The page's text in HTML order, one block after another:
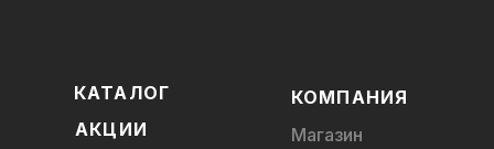
КАТАЛОГ
АКЦИИ
Магазин
КОМПАНИЯ